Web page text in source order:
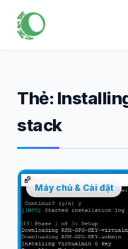
Thẻ:
stack
Máy chủ & Cài đặt